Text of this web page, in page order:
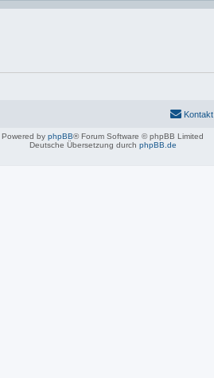
Kontakt
Powered by phpBB® Forum Software © phpBB Limited
Deutsche Übersetzung durch phpBB.de